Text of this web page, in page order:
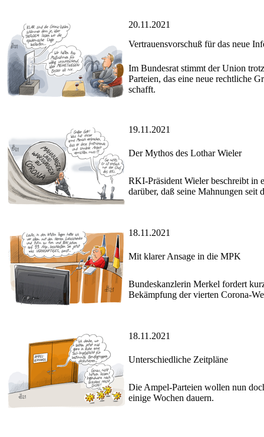
20.11.2021
Vertrauensvorschuß für das neue
Im Bundesrat stimmt der Union
Parteien, das eine neue rechtliche
schafft.
19.11.2021
Der Mythos des Lothar Wieler
RKI-Präsident Wieler beschreibt in
darüber, daß seine Mahnungen
18.11.2021
Mit klarer Ansage in die MPK
Bundeskanzlerin Merkel fordert
Bekämpfung der vierten Corona-
18.11.2021
Unterschiedliche Zeitpläne
Die Ampel-Parteien wollen nun
einige Wochen dauern.